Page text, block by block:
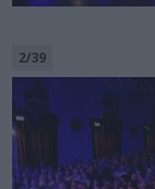
2/39